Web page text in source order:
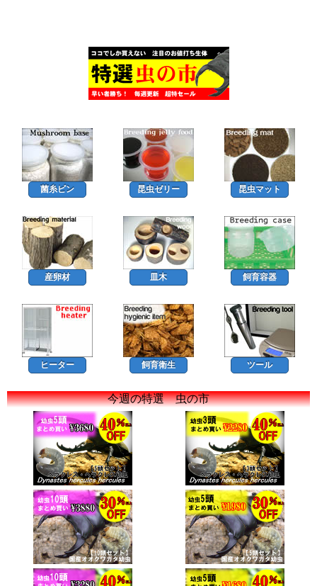
菌糸ビン 昆虫ゼリー 昆虫マット
産卵材 皿木 飼育容器
ヒーター 飼育衛生 ツール
今週の特選 虫の市